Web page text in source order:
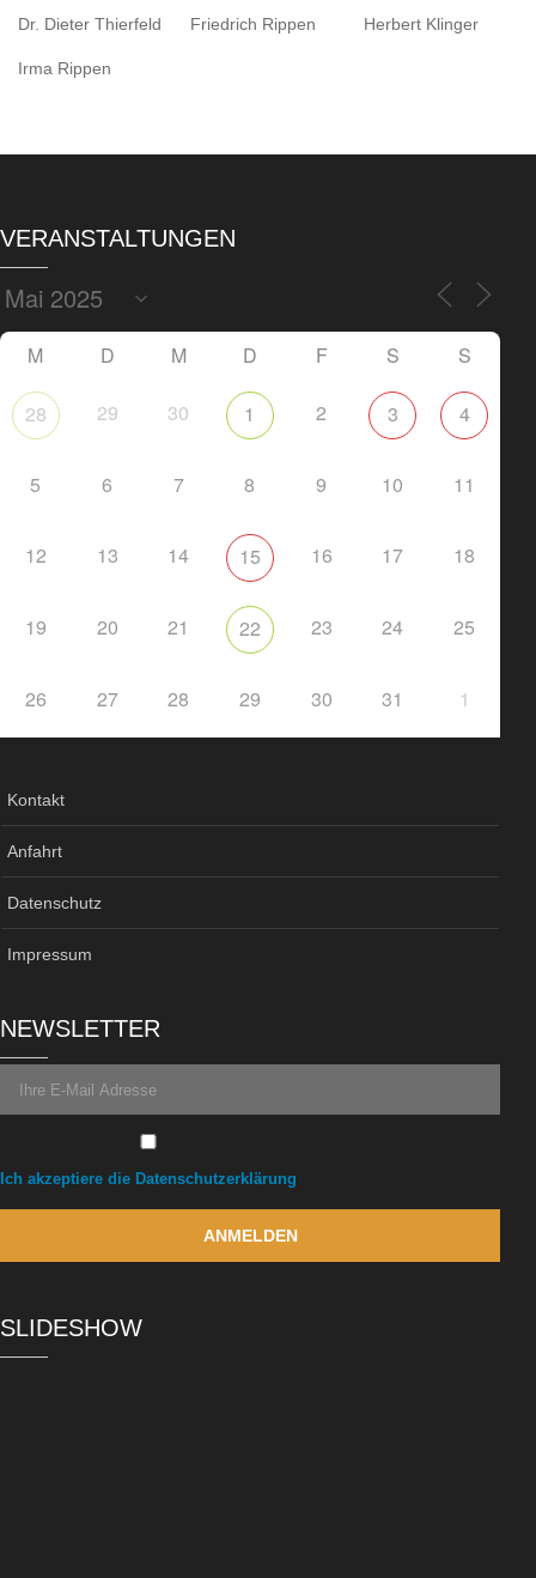
Dr. Dieter Thierfeld Friedrich Rippen Herbert Klinger
Irma Rippen
VERANSTALTUNGEN
M D M D F S S
28 29 30 1 2 3 4
5 6 7 8 9 10 11
12 13 14 15 16 17 18
19 20 21 22 23 24 25
26 27 28 29 30 31 1
Kontakt
Anfahrt
Datenschutz
Impressum
NEWSLETTER
Ich akzeptiere die Datenschutzerklärung
SLIDESHOW